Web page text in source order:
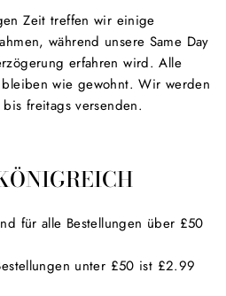
Zeit treffen wir einige
während unsere Same Day
erfahren wird. Alle
wie gewohnt. Wir werden
freitags versenden.
für alle Bestellungen über £50
unter £50 ist £2.99